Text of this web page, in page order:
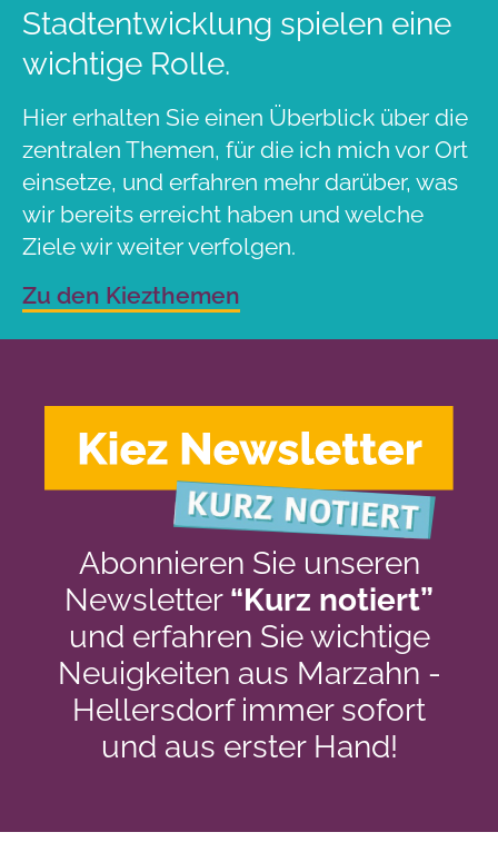
Stadtentwicklung spielen eine
wichtige Rolle.
Hier erhalten Sie einen Überblick über die
zentralen Themen, für die ich mich vor Ort
einsetze, und erfahren mehr darüber, was
wir bereits erreicht haben und welche
Ziele wir weiter verfolgen.
Zu den Kiezthemen
Abonnieren Sie unseren
Newsletter “Kurz notiert”
und erfahren Sie wichtige
Neuigkeiten aus Marzahn -
Hellersdorf immer sofort
und aus erster Hand!